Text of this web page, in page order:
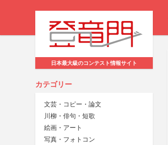
日本最大級のコンテスト情報サイト
カテゴリー
文芸・コピー・論文
川柳・俳句・短歌
絵画・アート
写真・フォトコン